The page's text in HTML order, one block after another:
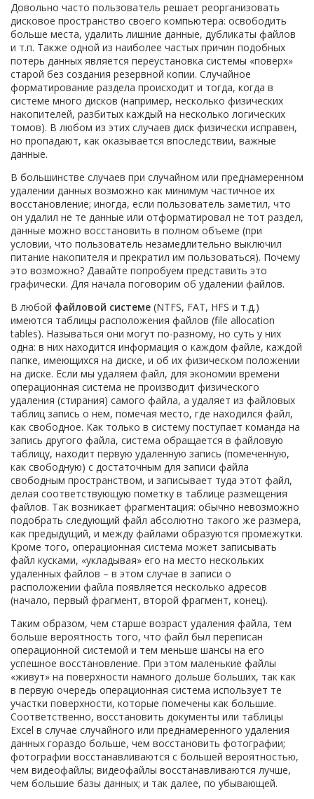
Довольно часто пользователь решает реорганизовать
дисковое пространство своего компьютера: освободить
больше места, удалить лишние данные, дубликаты файлов
и т.п. Также одной из наиболее частых причин подобных
потерь данных является переустановка системы «поверх»
старой без создания резервной копии. Случайное
форматирование раздела происходит и тогда, когда в
системе много дисков (например, несколько физических
накопителей, разбитых каждый на несколько логических
томов). В любом из этих случаев диск физически исправен,
но пропадают, как оказывается впоследствии, важные
данные.
В большинстве случаев при случайном или преднамеренном
удалении данных возможно как минимум частичное их
восстановление; иногда, если пользователь заметил, что
он удалил не те данные или отформатировал не тот раздел,
данные можно восстановить в полном объеме (при
условии, что пользователь незамедлительно выключил
питание накопителя и прекратил им пользоваться). Почему
это возможно? Давайте попробуем представить это
графически. Для начала поговорим об удалении файлов.
В любой файловой системе (NTFS, FAT, HFS и т.д.)
имеются таблицы расположения файлов (file allocation
tables). Называться они могут по-разному, но суть у них
одна: в них находится информация о каждом файле, каждой
папке, имеющихся на диске, и об их физическом положении
на диске. Если мы удаляем файл, для экономии времени
операционная система не производит физического
удаления (стирания) самого файла, а удаляет из файловых
таблиц запись о нем, помечая место, где находился файл,
как свободное. Как только в систему поступает команда на
запись другого файла, система обращается в файловую
таблицу, находит первую удаленную запись (помеченную,
как свободную) с достаточным для записи файла
свободным пространством, и записывает туда этот файл,
делая соответствующую пометку в таблице размещения
файлов. Так возникает фрагментация: обычно невозможно
подобрать следующий файл абсолютно такого же размера,
как предыдущий, и между файлами образуются промежутки.
Кроме того, операционная система может записывать
файл кусками, «укладывая» его на место нескольких
удаленных файлов – в этом случае в записи о
расположении файла появляется несколько адресов
(начало, первый фрагмент, второй фрагмент, конец).
Таким образом, чем старше возраст удаления файла, тем
больше вероятность того, что файл был переписан
операционной системой и тем меньше шансы на его
успешное восстановление. При этом маленькие файлы
«живут» на поверхности намного дольше больших, так как
в первую очередь операционная система использует те
участки поверхности, которые помечены как большие.
Соответственно, восстановить документы или таблицы
Excel в случае случайного или преднамеренного удаления
данных гораздо больше, чем восстановить фотографии;
фотографии восстанавливаются с большей вероятностью,
чем видеофайлы; видеофайлы восстанавливаются лучше,
чем большие базы данных; и так далее, по убывающей.